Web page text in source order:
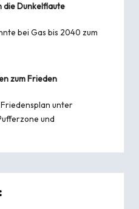
die Dunkelflaute
bei Gas bis 2040 zum
zum Frieden
unter
und